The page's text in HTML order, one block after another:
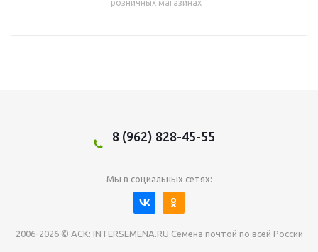
розничных магазинах
8 (962) 828-45-55
Мы в социальных сетях:
2006-2026 © АСК: INTERSEMENA.RU Семена почтой по всей России